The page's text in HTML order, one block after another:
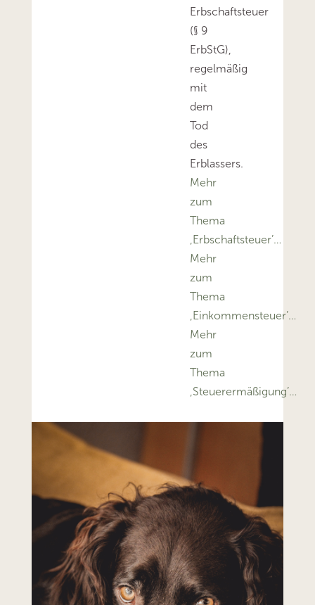
Erbschaftsteuer
(§ 9
ErbStG),
regelmäßig
mit
dem
Tod
des
Erblassers.
Mehr
zum
Thema
‚Erbschaftsteuer’…
Mehr
zum
Thema
‚Einkommensteuer’…
Mehr
zum
Thema
‚Steuerermäßigung’…